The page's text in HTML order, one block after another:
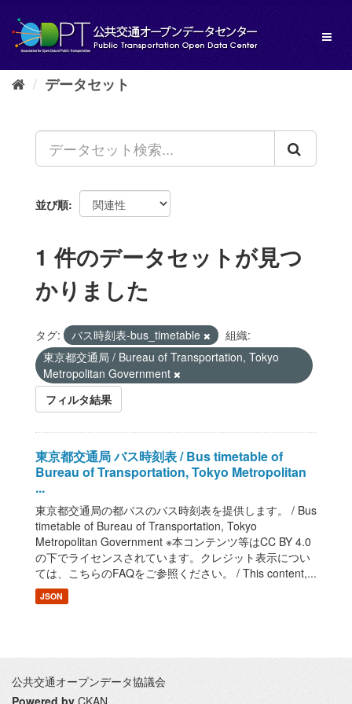
し
データセット
並び順
1 件のデータセットが見つ
かりました
タグ: バス時刻表-bus_timetable
組織:
東京都交通局 / Bureau of Transportation, Tokyo
Metropolitan Government
フィルタ結果
東京都交通局 バス時刻表 / Bus timetable of
Bureau of Transportation, Tokyo Metropolitan
...
東京都交通局の都バスのバス時刻表を提供します。 / Bus
timetable of Bureau of Transportation, Tokyo
Metropolitan Government ※本コンテンツ等はCC BY 4.0
の下でライセンスされています。クレジット表示につい
ては、こちらのFAQをご参照ください。 / This content,...
JSON
公共交通オープンデータ協議会
Powered by CKAN